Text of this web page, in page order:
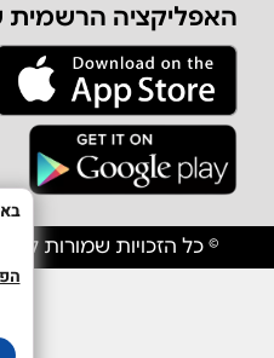
האפליקציה הרשמית
© כל הזכויות שמורות